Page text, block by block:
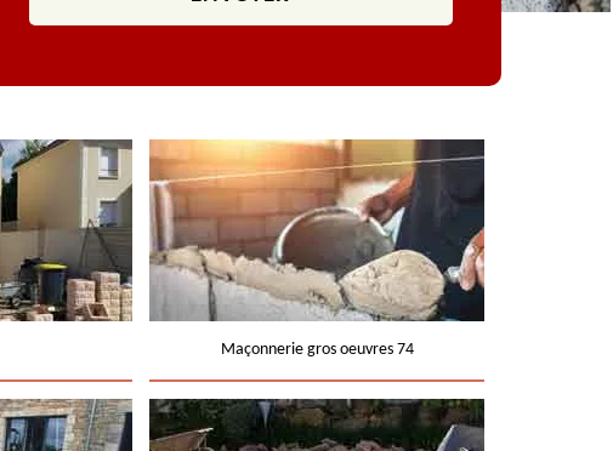
Maçonnerie gros oeuvres 74